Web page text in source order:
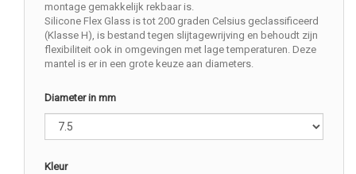
montage gemakkelijk rekbaar is.
Silicone Flex Glass is tot 200 graden Celsius geclassificeerd
(Klasse H), is bestand tegen slijtagewrijving en behoudt zijn
flexibiliteit ook in omgevingen met lage temperaturen. Deze
mantel is er in een grote keuze aan diameters.
Diameter in mm
Kleur